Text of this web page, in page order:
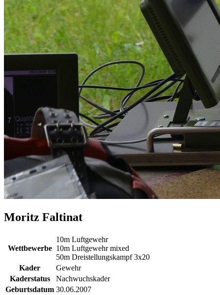
Moritz Faltinat
Wettbewerbe
10m Luftgewehr
10m Luftgewehr mixed
50m Dreistellungskampf 3x20
Kader
Gewehr
Kaderstatus
Nachwuchskader
Geburtsdatum 30.06.2007